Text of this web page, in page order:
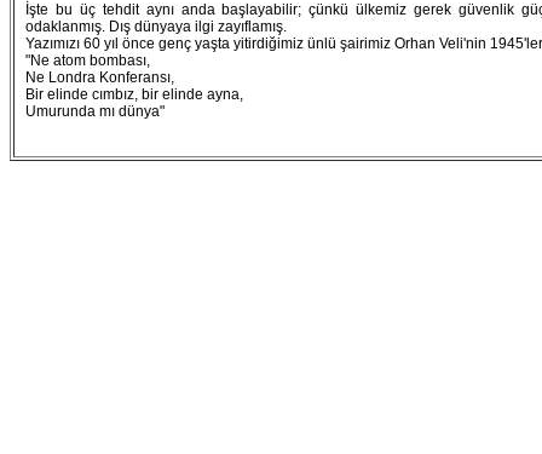
İşte bu üç tehdit aynı anda başlayabilir; çünkü ülkemiz gerek güvenlik
odaklanmış. Dış dünyaya ilgi zayıflamış.
Yazımızı 60 yıl önce genç yaşta yitirdiğimiz ünlü şairimiz Orhan Veli'nin
"Ne atom bombası,
Ne Londra Konferansı,
Bir elinde cımbız, bir elinde ayna,
Umurunda mı dünya"